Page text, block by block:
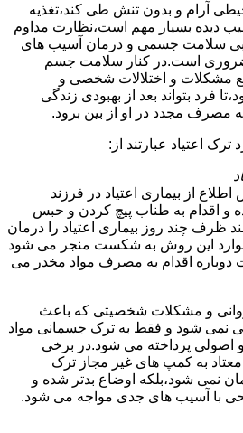
آرام و بدون تنش طی کند،تغذیه
دیده بسیار مهم است،نظارت مداوم
سلامت جسمی و درمان آسیب های
است.در کنار سلامت جسم
مشکلات و اختلالات شخصی و
فرد بتواند بعد از بهبودی زندگی
مصرف مجدد در او از بین برود.
اعتیاد عبارتند از:
از بیماری اعتیاد در فرزند
و اقدام به طناب پیچ کردن و حبس
ظرف چند روز بیماری اعتیاد را درمان
موارد این روش به شکست منجر می شود
دوباره اقدام به مصرف مواد مخدر می
و مشکلات شخصیتی که باعث
نمی شود و فقط به ترک جسمانی مواد
اصولی پرداخته می شود.در برخی
معتاد به کمپ های غیر مجاز ترک
نمی شود،بلکه اوضاع بدتر شده و
با آسیب های جدی مواجه می شود.